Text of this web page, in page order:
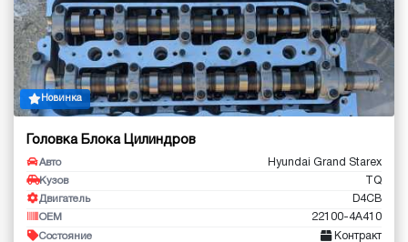
Новинка
Головка Блока Цилиндров
Авто Hyundai Grand Starex
Кузов TQ
Двигатель D4CB
OEM 22100-4A410
Состояние Контракт